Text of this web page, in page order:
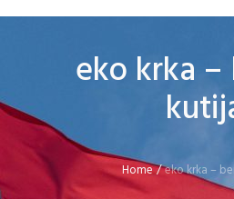
eko krka
Home/eko krka –